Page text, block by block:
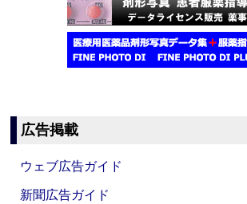
広告掲載
ウェブ広告ガイド
新聞広告ガイド